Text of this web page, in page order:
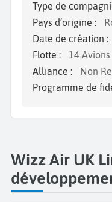
Type de
Pays d’origine :
Date de création :
Flotte :
14 Avions
Alliance :
Non
Programme de
Wizz Air UK